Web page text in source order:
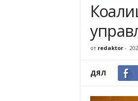
от redaktor-
ДЯЛ